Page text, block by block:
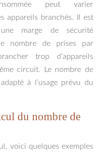
peut varier
appareils branchés. Il est
marge de sécurité
nombre de prises par
trop d’appareils
circuit. Le nombre de
à l’usage prévu du
du nombre de
voici quelques exemples